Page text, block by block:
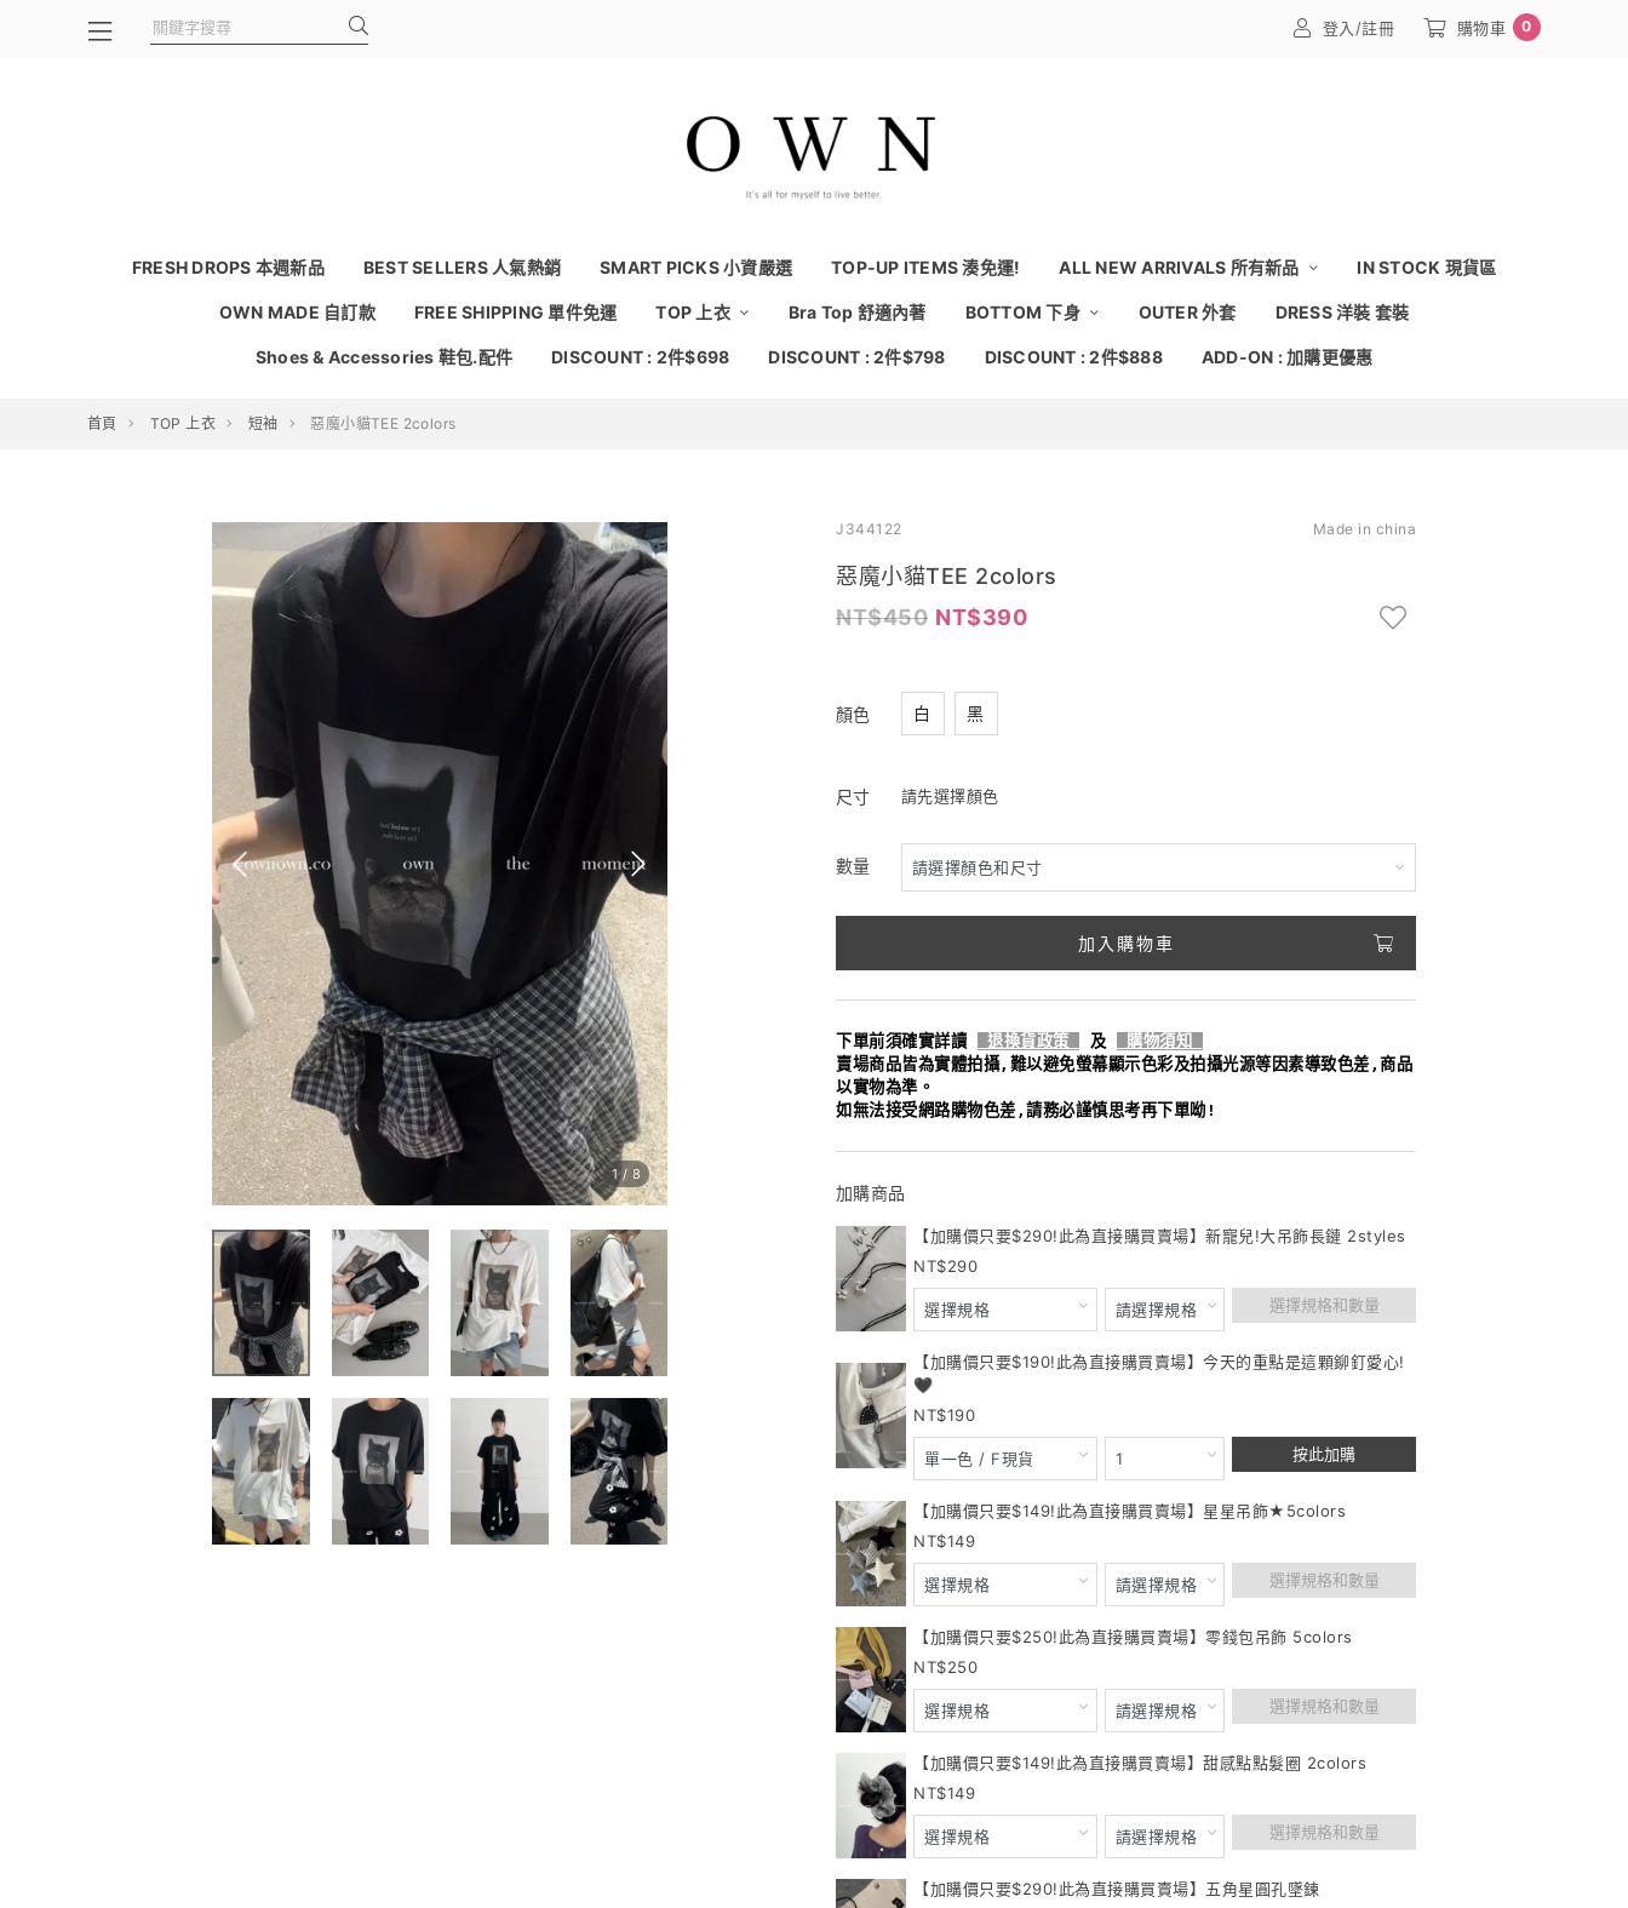
登入/註冊 購物車 0
FRESH DROPS 本週新品 BEST SELLERS 人氣熱銷 SMART PICKS 小資嚴選 TOP-UP ITEMS 湊免運! ALL NEW ARRIVALS 所有新品 IN STOCK 現貨區
OWN MADE 自訂款 FREE SHIPPING 單件免運 TOP 上衣 Bra Top 舒適內著 BOTTOM 下身 OUTER 外套 DRESS 洋裝 套裝
Shoes & Accessories 鞋包.配件 DISCOUNT : 2件$698 DISCOUNT : 2件$798 DISCOUNT : 2件$888 ADD-ON : 加購更優惠
首頁 TOP 上衣 短袖 惡魔小貓TEE 2colors
1/ 8
J344122 Made in china
惡魔小貓TEE 2colors
450
390
顏色 白 黑
尺寸 請先選擇顏色
數量
加入購物車
下單前須確實詳讀 退換貨政策 及
購物須知
賣場商品皆為實體拍攝,難以避免螢幕顯示色彩及拍攝光源等因素導致色差,商品
以實物為準。
如無法接受網路購物色差,請務必謹慎思考再下單呦!
加購商品
【加購價只要$290!此為直接購買賣場】新寵兒!大吊飾長鏈 2styles
290
選擇規格和數量
【加購價只要$190!此為直接購買賣場】今天的重點是這顆鉚釘愛心!
🖤
190
按此加購
【加購價只要$149!此為直接購買賣場】星星吊飾★5colors
149
選擇規格和數量
【加購價只要$250!此為直接購買賣場】零錢包吊飾 5colors
250
選擇規格和數量
【加購價只要$149!此為直接購買賣場】甜感點點髮圈 2colors
149
選擇規格和數量
【加購價只要$290!此為直接購買賣場】五角星圓孔墜鍊